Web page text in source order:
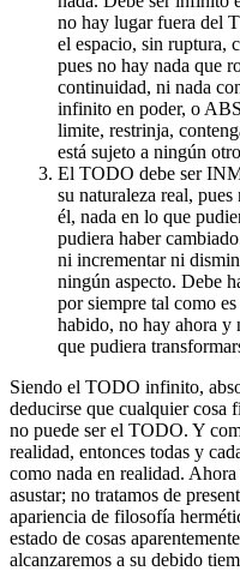
no hay lugar fuera del
el espacio, sin ruptura,
pues no hay nada que
continuidad, ni nada
infinito en poder, o
limite, restrinja,
está sujeto a ningún
El TODO debe ser
su naturaleza real,
él, nada en lo que
pudiera haber
ni incrementar ni
ningún aspecto. Debe
por siempre tal como
habido, no hay ahora y
que pudiera
Siendo el TODO infinito,
deducirse que cualquier cosa
no puede ser el TODO. Y
realidad, entonces todas y
como nada en realidad.
asustar; no tratamos de
apariencia de filosofía
estado de cosas
alcanzaremos a su debido